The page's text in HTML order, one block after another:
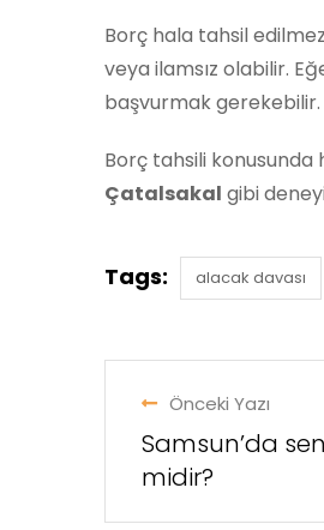
Borç hala tahsil
veya ilamsız olabilir.
başvurmak gerekebilir.
Borç tahsili konusunda
Çatalsakal gibi
Tags: alacak davası
Önceki Yazı
Samsun’da
midir?